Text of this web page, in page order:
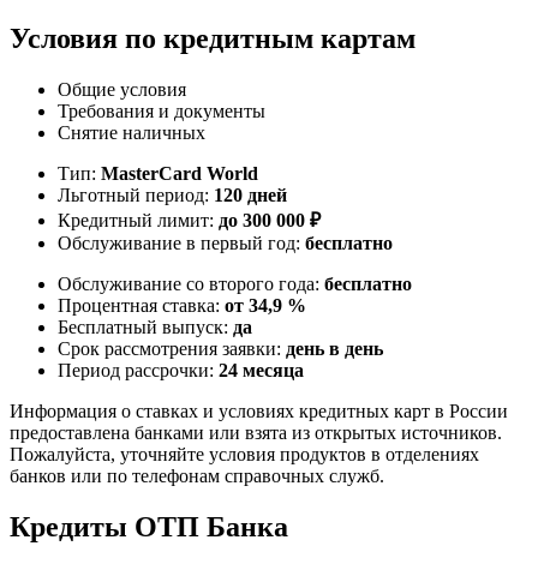
Условия по кредитным картам
Общие условия
Требования и документы
Снятие наличных
Тип: MasterСard World
Льготный период: 120 дней
Кредитный лимит: до 300 000 ₽
Обслуживание в первый год: бесплатно
Обслуживание со второго года: бесплатно
Процентная ставка: от 34,9 %
Бесплатный выпуск: да
Срок рассмотрения заявки: день в день
Период рассрочки: 24 месяца
Информация о ставках и условиях кредитных карт в России
предоставлена банками или взята из открытых источников.
Пожалуйста, уточняйте условия продуктов в отделениях
банков или по телефонам справочных служб.
Кредиты ОТП Банка